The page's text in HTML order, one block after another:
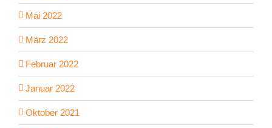
Mai 2022
März 2022
Februar 2022
Januar 2022
Oktober 2021